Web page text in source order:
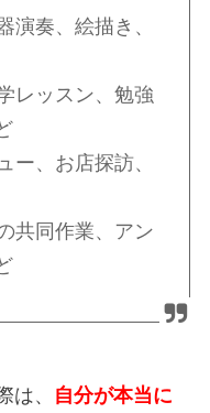
演奏、絵描き、
レッスン、勉強
ー、お店探訪、
共同作業、アン
は、
自分が本当に